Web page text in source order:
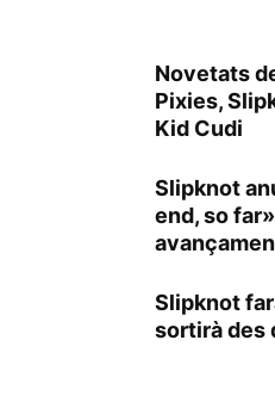
Novetats
Pixies,
Kid Cudi
Slipknot
end, so
Slipknot
sortirà des